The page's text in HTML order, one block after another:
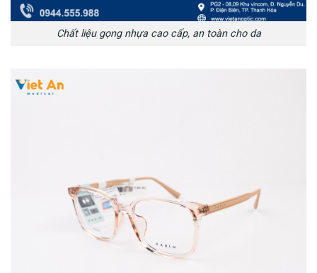
Chất liệu gọng nhựa cao cấp, an toàn cho da